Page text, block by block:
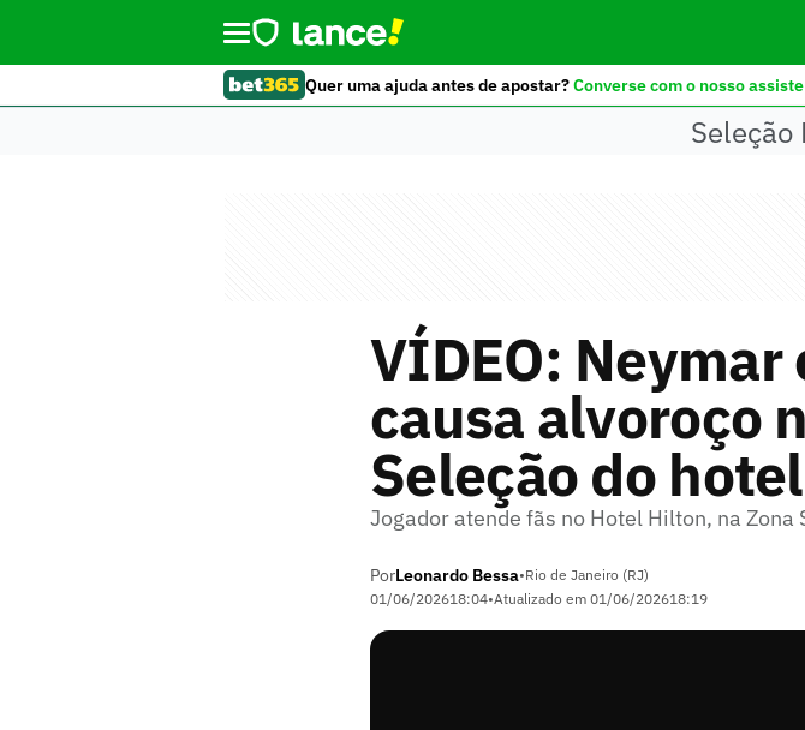
Quer uma ajuda antes de apostar?Converse com o nosso
VÍDEO: Neymar
causa alvoroço
Seleção do hotel
Jogador atende fãs no Hotel Hilton, na Zona
PorLeonardo Bessa•Rio de Janeiro (RJ)
01/06/202618:04•Atualizado em 01/06/202618:19